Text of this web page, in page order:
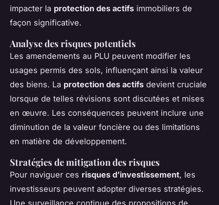
impacter la protection des actifs immobiliers de
façon significative.
Analyse des risques potentiels
Les amendements au PLU peuvent modifier les
usages permis des sols, influençant ainsi la valeur
des biens. La protection des actifs devient cruciale
lorsque de telles révisions sont discutées et mises
en œuvre. Les conséquences peuvent inclure une
diminution de la valeur foncière ou des limitations
en matière de développement.
Stratégies de mitigation des risques
Pour naviguer ces risques d’investissement, les
investisseurs peuvent adopter diverses stratégies.